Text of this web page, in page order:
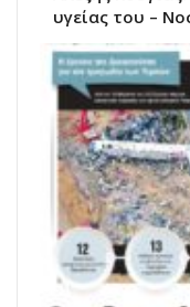
υγείας του –